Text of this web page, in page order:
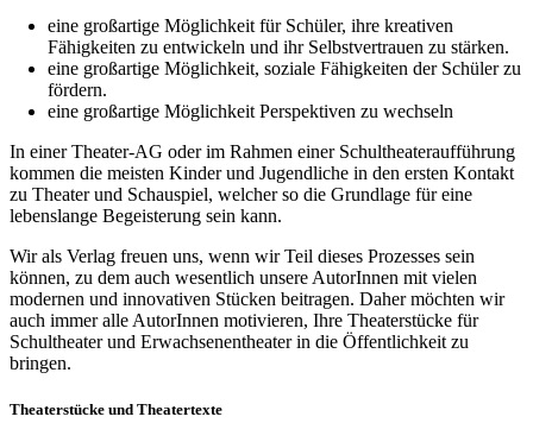
eine großartige Möglichkeit für Schüler, ihre kreativen
Fähigkeiten zu entwickeln und ihr Selbstvertrauen zu stärken.
eine großartige Möglichkeit, soziale Fähigkeiten der Schüler zu
fördern.
eine großartige Möglichkeit Perspektiven zu wechseln
In einer Theater-AG oder im Rahmen einer Schultheateraufführung
kommen die meisten Kinder und Jugendliche in den ersten Kontakt
zu Theater und Schauspiel, welcher so die Grundlage für eine
lebenslange Begeisterung sein kann.
Wir als Verlag freuen uns, wenn wir Teil dieses Prozesses sein
können, zu dem auch wesentlich unsere AutorInnen mit vielen
modernen und innovativen Stücken beitragen. Daher möchten wir
auch immer alle AutorInnen motivieren, Ihre Theaterstücke für
Schultheater und Erwachsenentheater in die Öffentlichkeit zu
bringen.
Theaterstücke und Theatertexte